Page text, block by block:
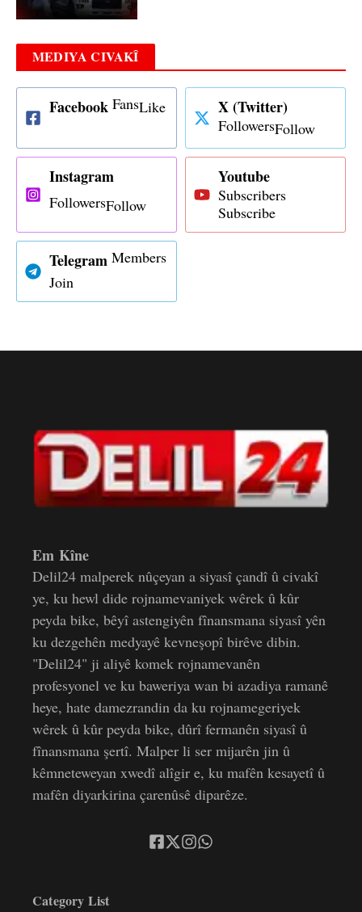
MEDIYA CIVAKÎ
Facebook FansLike X (Twitter)
FollowersFollow
Instagram
FollowersFollow
Youtube
Subscribers
Subscribe
Telegram Members
Join
Em Kîne
Delil24 malperek nûçeyan a siyasî çandî û civakî
ye, ku hewl dide rojnamevaniyek wêrek û kûr
peyda bike, bêyî astengiyên fînansmana siyasî yên
ku dezgehên medyayê kevneşopî birêve dibin.
"Delil24" ji aliyê komek rojnamevanên
profesyonel ve ku baweriya wan bi azadiya ramanê
heye, hate damezrandin da ku rojnamegeriyek
wêrek û kûr peyda bike, dûrî fermanên siyasî û
fînansmana şertî. Malper li ser mijarên jin û
kêmneteweyan xwedî alîgir e, ku mafên kesayetî û
mafên diyarkirina çarenûsê diparêze.
Category List